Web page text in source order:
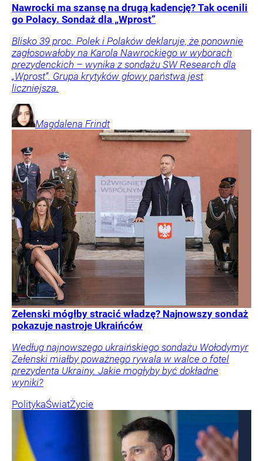
Nawrocki ma szansę na drugą kadencję? Tak ocenili
go Polacy. Sondaż dla „Wprost”
Blisko 39 proc. Polek i Polaków deklaruje, że ponownie
zagłosowałoby na Karola Nawrockiego w wyborach
prezydenckich – wynika z sondażu SW Research dla
„Wprost”. Grupa krytyków głowy państwa jest
liczniejsza.
Magdalena Frindt
Zełenski mógłby stracić władzę? Najnowszy sondaż
pokazuje nastroje Ukraińców
Według najnowszego ukraińskiego sondażu Wołodymyr
Zełenski miałby poważnego rywala w walce o fotel
prezydenta Ukrainy. Jakie mogłyby być dokładne
wyniki?
PolitykaŚwiatŻycie